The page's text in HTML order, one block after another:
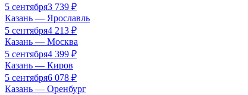
5 сентября3 739 ₽
Казань — Ярославль
5 сентября4 213 ₽
Казань — Москва
5 сентября4 399 ₽
Казань — Киров
5 сентября6 078 ₽
Казань — Оренбург